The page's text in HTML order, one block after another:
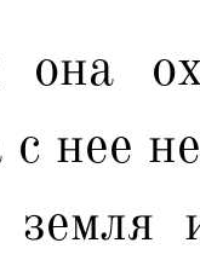
она
с нее